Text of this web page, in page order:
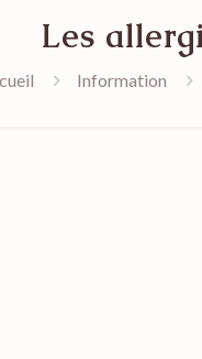
Les
Information